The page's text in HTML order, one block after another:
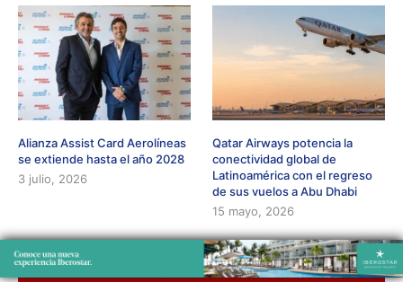
Alianza Assist Card Aerolíneas
se extiende hasta el año 2028
3 julio, 2026
Qatar Airways potencia la
conectividad global de
Latinoamérica con el regreso
de sus vuelos a Abu Dhabi
15 mayo, 2026